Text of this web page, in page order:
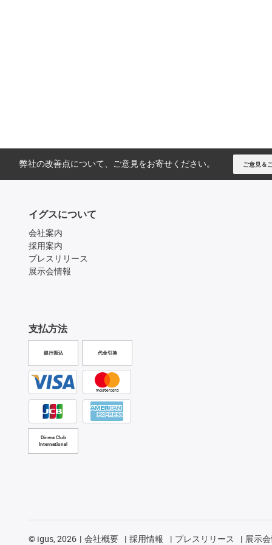
弊社の改善点について、ご意見をお寄せください。 ご意見＆
イグスについて
会社案内
採用案内
プレスリリース
展示会情報
支払方法
銀行振込 代金引換
Diners Club
International
© igus, 2026 会社概要 採用情報 プレスリリース 展示